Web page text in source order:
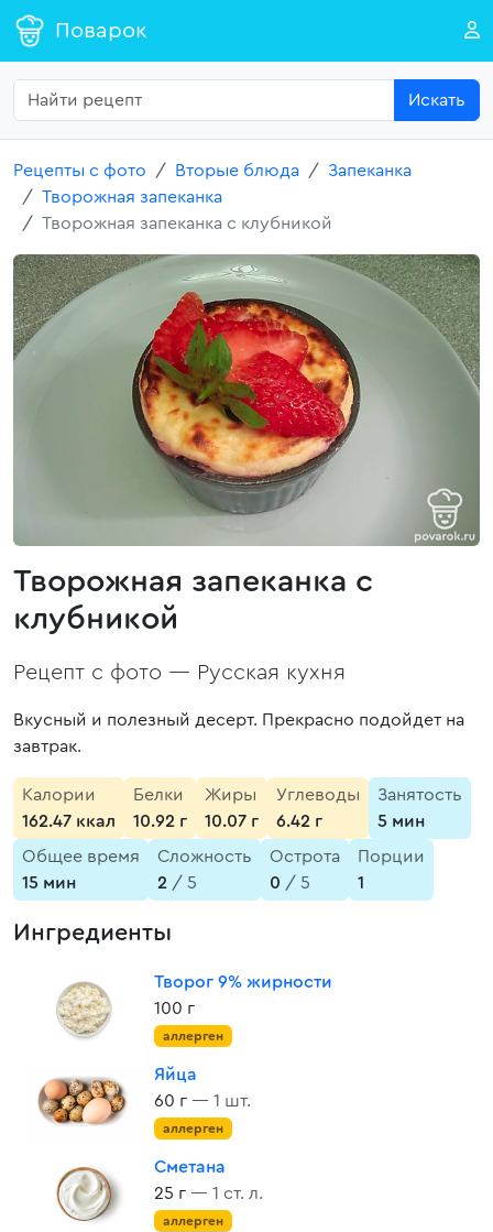
Поварок
Искать
Рецепты с фото Вторые блюда
Запеканка
Творожная запеканка
Творожная запеканка с клубникой
Творожная запеканка с
клубникой
Рецепт с фото — Русская кухня
Вкусный и полезный десерт. Прекрасно подойдет на
завтрак.
Калории
162.47 ккал
Белки
10.92 г
Жиры
10.07 г
Углеводы
6.42 г
Занятость
5 мин
Общее время
15 мин
Сложность
2 / 5
Острота
0 / 5
Порции
1
Ингредиенты
Творог 9% жирности
100 г
аллерген
Яйца
60 г — 1 шт.
аллерген
Сметана
25 г — 1 ст. л.
аллерген